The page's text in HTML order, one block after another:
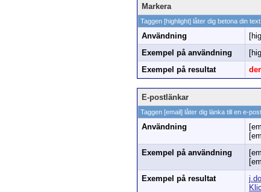
Markera
Taggen [highlight] låter dig betona din text.
Användning
Exempel på användning
Exempel på resultat
E-postlänkar
Taggen [email] låter dig länka till en e-
Användning
Exempel på användning
Exempel på resultat